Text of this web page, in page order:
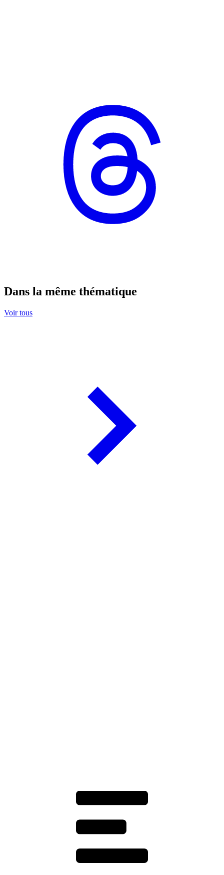
Dans la même thématique
Voir tous